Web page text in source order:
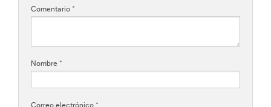
Comentario *
Nombre *
Correo electrónico *